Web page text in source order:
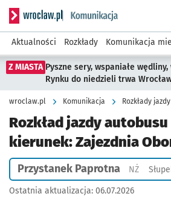
Serwis informacyjny wroclaw.pl
Aktualności Rozkłady Komunikacja
Z MIASTA Pyszne sery, wspaniałe
Rynku do niedzieli trwa
wroclaw.pl Komunikacja Rozkłady
Rozkład jazdy autobusu
kierunek: Zajezdnia
Przystanek Paprotna NŻ
Ostatnia aktualizacja: 06.07.2026